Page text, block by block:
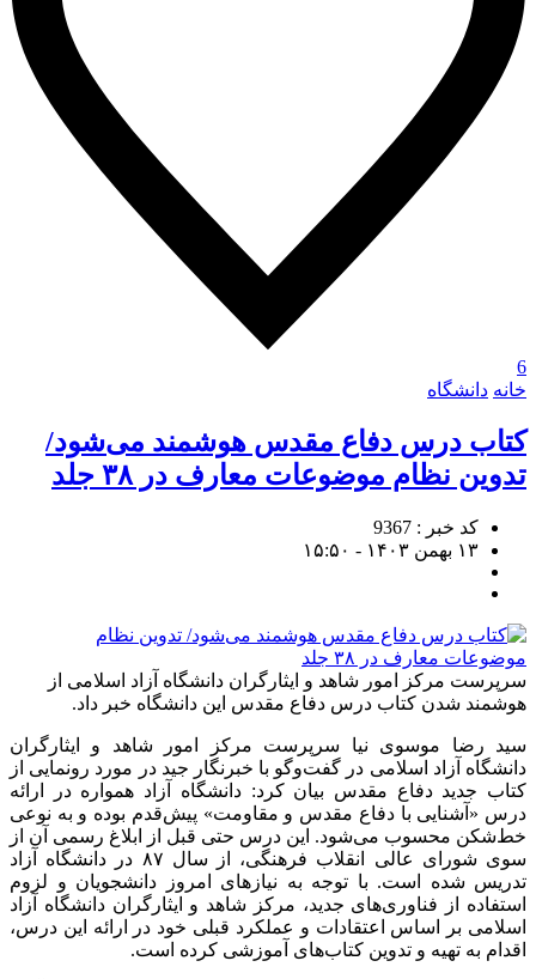
6
خانه دانشگاه
کتاب درس دفاع مقدس هوشمند می‌شود/
تدوین نظام موضوعات معارف در ۳۸ جلد
کد خبر : 9367
۱۳ بهمن ۱۴۰۳ - ۱۵:۵۰
سرپرست مرکز امور شاهد و ایثارگران دانشگاه آزاد اسلامی از
هوشمند شدن کتاب درس دفاع مقدس این دانشگاه خبر داد.
سید رضا موسوی نیا سرپرست مرکز امور شاهد و ایثارگران
دانشگاه آزاد اسلامی در گفت‌وگو با خبرنگار جید در مورد رونمایی از
کتاب جدید دفاع مقدس بیان کرد: دانشگاه آزاد همواره در ارائه
درس «آشنایی با دفاع مقدس و مقاومت» پیش‌قدم بوده و به نوعی
خط‌شکن محسوب می‌شود. این درس حتی قبل از ابلاغ رسمی آن از
سوی شورای عالی انقلاب فرهنگی، از سال ۸۷ در دانشگاه آزاد
تدریس شده است. با توجه به نیازهای امروز دانشجویان و لزوم
استفاده از فناوری‌های جدید، مرکز شاهد و ایثارگران دانشگاه آزاد
اسلامی بر اساس اعتقادات و عملکرد قبلی خود در ارائه این درس،
اقدام به تهیه و تدوین کتاب‌های آموزشی کرده است.